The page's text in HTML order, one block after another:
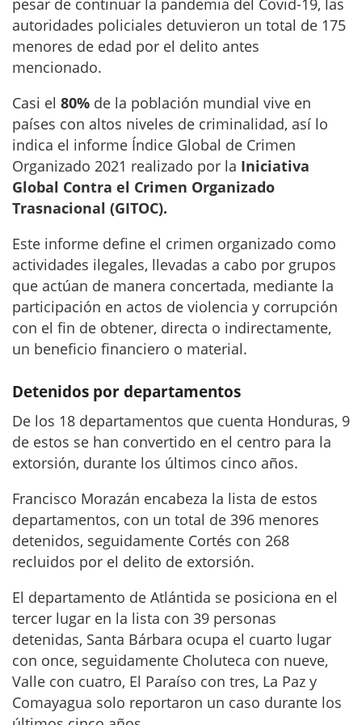
pesar de continuar la pandemia del Covid-19, las
autoridades policiales detuvieron un total de 175
menores de edad por el delito antes
mencionado.
Casi el 80% de la población mundial vive en
países con altos niveles de criminalidad, así lo
indica el informe Índice Global de Crimen
Organizado 2021 realizado por la Iniciativa
Global Contra el Crimen Organizado
Trasnacional (GITOC).
Este informe define el crimen organizado como
actividades ilegales, llevadas a cabo por grupos
que actúan de manera concertada, mediante la
participación en actos de violencia y corrupción
con el fin de obtener, directa o indirectamente,
un beneficio financiero o material.
Detenidos por departamentos
De los 18 departamentos que cuenta Honduras, 9
de estos se han convertido en el centro para la
extorsión, durante los últimos cinco años.
Francisco Morazán encabeza la lista de estos
departamentos, con un total de 396 menores
detenidos, seguidamente Cortés con 268
recluidos por el delito de extorsión.
El departamento de Atlántida se posiciona en el
tercer lugar en la lista con 39 personas
detenidas, Santa Bárbara ocupa el cuarto lugar
con once, seguidamente Choluteca con nueve,
Valle con cuatro, El Paraíso con tres, La Paz y
Comayagua solo reportaron un caso durante los